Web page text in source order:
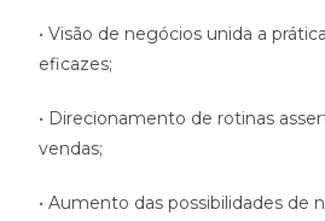
• Visão de negócios unida a
eficazes;
• Direcionamento de rotinas
vendas;
• Aumento das possibilidades de